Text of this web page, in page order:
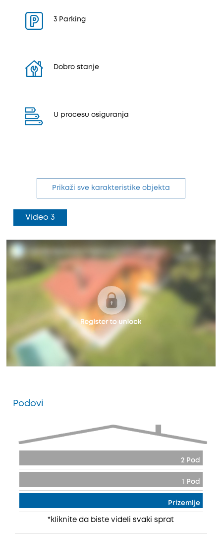
3 Parking
Dobro stanje
U procesu osiguranja
Prikaži sve karakteristike objekta
Video 3
Podovi
2 Pod
1 Pod
Prizemlje
*kliknite da biste videli svaki sprat